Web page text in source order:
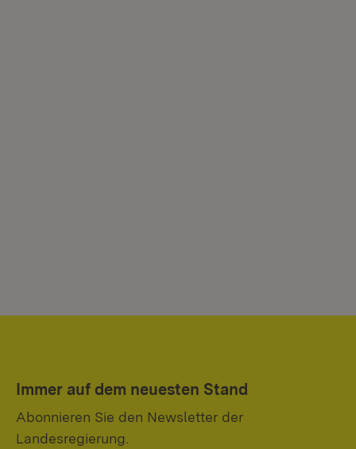
Immer auf dem neuesten Stand
Abonnieren Sie den Newsletter der
Landesregierung.